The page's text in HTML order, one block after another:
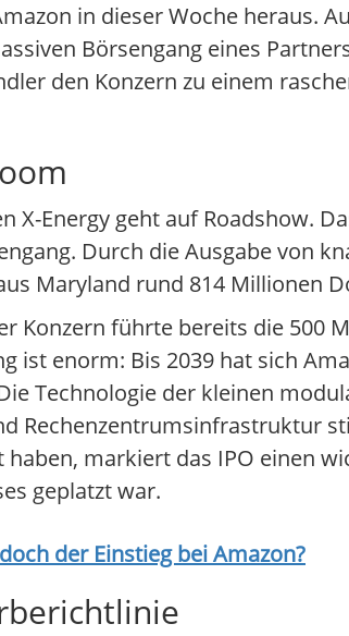
in dieser Woche heraus.
Börsengang eines
den Konzern zu einem
Energy geht auf Roadshow.
Durch die Ausgabe von
Maryland rund 814 Millionen
Konzern führte bereits die 500
ist enorm: Bis 2039 hat sich
Technologie der kleinen
Rechenzentrumsinfrastruktur
markiert das IPO einen
geplatzt war.
der Einstieg beiAmazon?